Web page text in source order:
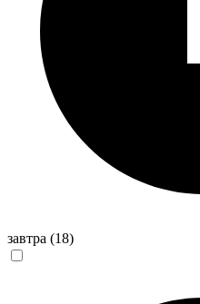
завтра (18)